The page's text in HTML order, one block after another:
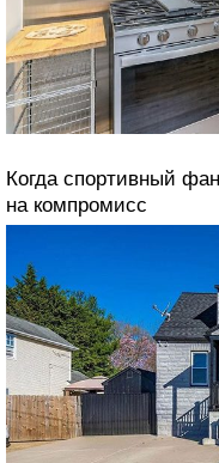
Когда спортивный
на компромисс